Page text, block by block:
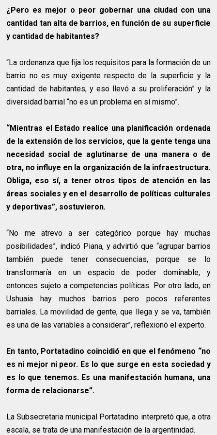
¿Pero es mejor o peor gobernar una ciudad con una
cantidad tan alta de barrios, en función de su superficie
y cantidad de habitantes?
“La ordenanza que fija los requisitos para la formación de un
barrio no es muy exigente respecto de la superficie y la
cantidad de habitantes, y eso llevó a su proliferación” y la
diversidad barrial “no es un problema en sí mismo”.
“Mientras el Estado realice una planificación ordenada
de la extensión de los servicios, que la gente tenga una
necesidad social de aglutinarse de una manera o de
otra, no influye en la organización de la infraestructura.
Obliga, eso sí, a tener otros tipos de atención en las
áreas sociales y en el desarrollo de políticas culturales
y deportivas”, sostuvieron.
“No me atrevo a ser categórico porque hay muchas
posibilidades”, indicó Piana, y advirtió que “agrupar barrios
también puede tener consecuencias, porque se lo
transformaría en un espacio de poder dominable, y
entonces sujeto a competencias políticas. Por otro lado, en
Ushuaia hay muchos barrios pero pocos referentes
barriales. La movilidad de gente, que llega y se va, también
es una de las variables a considerar”, reflexionó el experto.
En tanto, Portatadino coincidió en que el fenómeno “no
es ni mejor ni peor. Es lo que surge en esta sociedad y
es lo que tenemos. Es una manifestación humana, una
forma de relacionarse”.
La Subsecretaria municipal Portatadino interpretó que, a otra
escala, se trata de una manifestación de la argentinidad.